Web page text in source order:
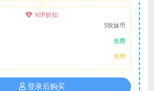
VIP折扣
5软妹币
免费
免费
登录后购买